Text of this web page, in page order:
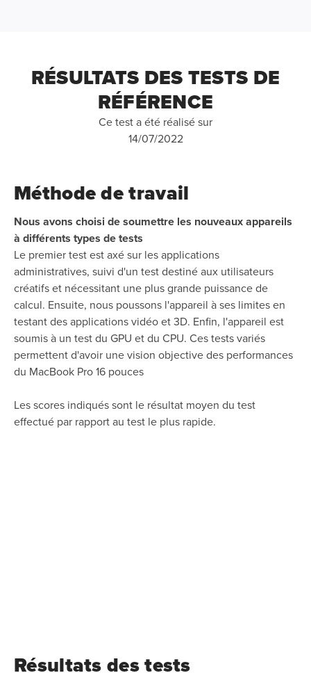
RÉSULTATS DES TESTS DE
RÉFÉRENCE
Ce test a été réalisé sur
14/07/2022
Méthode de travail
Nous avons choisi de soumettre les nouveaux appareils
à différents types de tests
Le premier test est axé sur les applications
administratives, suivi d'un test destiné aux utilisateurs
créatifs et nécessitant une plus grande puissance de
calcul. Ensuite, nous poussons l'appareil à ses limites en
testant des applications vidéo et 3D. Enfin, l'appareil est
soumis à un test du GPU et du CPU. Ces tests variés
permettent d'avoir une vision objective des performances
du MacBook Pro 16 pouces
Les scores indiqués sont le résultat moyen du test
effectué par rapport au test le plus rapide.
Résultats des tests